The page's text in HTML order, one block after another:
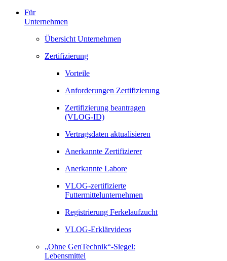
Für
Unternehmen
Übersicht Unternehmen
Zertifizierung
Vorteile
Anforderungen Zertifizierung
Zertifizierung beantragen
(VLOG-ID)
Vertragsdaten aktualisieren
Anerkannte Zertifizierer
Anerkannte Labore
VLOG-zertifizierte
Futtermittelunternehmen
Registrierung Ferkelaufzucht
VLOG-Erklärvideos
„Ohne GenTechnik“-Siegel:
Lebensmittel